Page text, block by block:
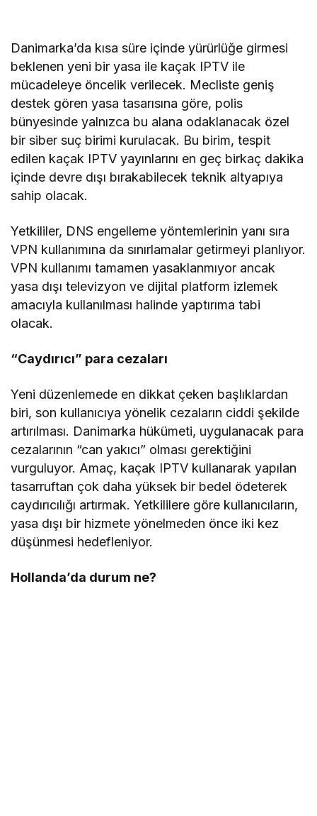
Danimarka’da kısa süre içinde yürürlüğe girmesi
beklenen yeni bir yasa ile kaçak IPTV ile
mücadeleye öncelik verilecek. Mecliste geniş
destek gören yasa tasarısına göre, polis
bünyesinde yalnızca bu alana odaklanacak özel
bir siber suç birimi kurulacak. Bu birim, tespit
edilen kaçak IPTV yayınlarını en geç birkaç dakika
içinde devre dışı bırakabilecek teknik altyapıya
sahip olacak.
Yetkililer, DNS engelleme yöntemlerinin yanı sıra
VPN kullanımına da sınırlamalar getirmeyi planlıyor.
VPN kullanımı tamamen yasaklanmıyor ancak
yasa dışı televizyon ve dijital platform izlemek
amacıyla kullanılması halinde yaptırıma tabi
olacak.
“Caydırıcı” para cezaları
Yeni düzenlemede en dikkat çeken başlıklardan
biri, son kullanıcıya yönelik cezaların ciddi şekilde
artırılması. Danimarka hükümeti, uygulanacak para
cezalarının “can yakıcı” olması gerektiğini
vurguluyor. Amaç, kaçak IPTV kullanarak yapılan
tasarruftan çok daha yüksek bir bedel ödeterek
caydırıcılığı artırmak. Yetkililere göre kullanıcıların,
yasa dışı bir hizmete yönelmeden önce iki kez
düşünmesi hedefleniyor.
Hollanda’da durum ne?